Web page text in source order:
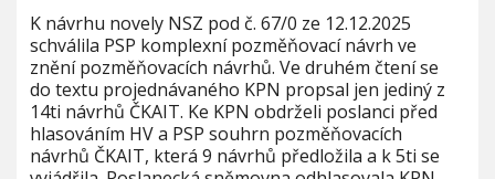
K návrhu novely NSZ pod č. 67/0 ze 12.12.2025
schválila PSP komplexní pozměňovací návrh ve
znění pozměňovacích návrhů. Ve druhém čtení se
do textu projednávaného KPN propsal jen jediný z
14ti návrhů ČKAIT. Ke KPN obdrželi poslanci před
hlasováním HV a PSP souhrn pozměňovacích
návrhů ČKAIT, která 9 návrhů předložila a k 5ti se